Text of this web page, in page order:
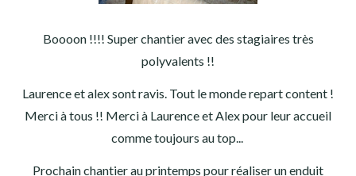
Boooon !!!! Super chantier avec des stagiaires très
polyvalents !!
Laurence et alex sont ravis. Tout le monde repart content !
Merci à tous !! Merci à Laurence et Alex pour leur accueil
comme toujours au top...
Prochain chantier au printemps pour réaliser un enduit